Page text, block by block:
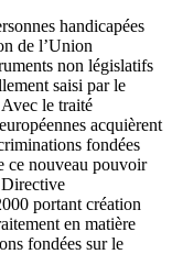
handicapées
de l’Union
non législatifs
saisi par le
le traité
acquièrent
fondées
ce nouveau pouvoir
Directive
portant création
en matière
fondées sur le